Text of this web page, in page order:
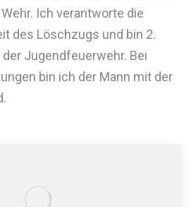
Ich verantworte die
des Löschzugs und bin 2.
Jugendfeuerwehr. Bei
bin ich der Mann mit der